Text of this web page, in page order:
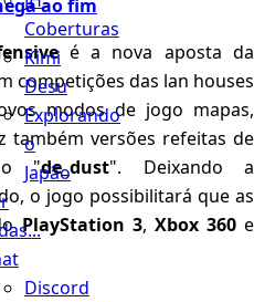
Coberturas
Kimi
Desu
Explorando
o
Japão
Discord
ao fim
é a nova aposta da
competições das lan houses
modos de jogo mapas,
também versões refeitas de
o "de_dust". Deixando a
o jogo possibilitará que as
PlayStation 3, Xbox 360e